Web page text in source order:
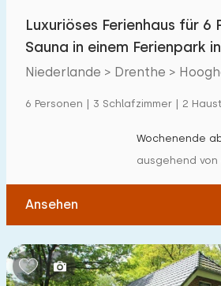
Kinderanimation
Kindereinrichtungen im Park
Zugänglichkeit
Eingeschränkte Mobilität
Rollstuhlgerecht
Hilfsmittel
Luxuriöses Ferienhaus für 6
Sauna in einem Ferienpark
Niederlande > Drenthe >
6 Personen | 3 Schlafzimmer | 2
Wochenende
ausgehend von
Ansehen